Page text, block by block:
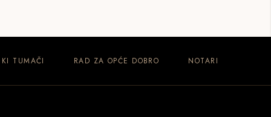
TUMAČI RAD ZA OPĆE DOBRO NOTARI